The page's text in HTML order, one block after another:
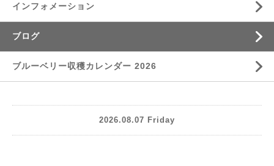
インフォメーション
ブログ
ブルーベリー収穫カレンダー 2026
2026.08.07 Friday